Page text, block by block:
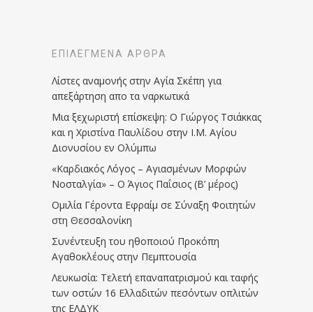
ΕΠΙΛΕΓΜΈΝΑ ΆΡΘΡΑ
Λίστες αναμονής στην Αγία Σκέπη για
απεξάρτηση απο τα ναρκωτικά
Μια ξεχωριστή επίσκεψη: Ο Γιώργος Τσιάκκας
και η Χριστίνα Παυλίδου στην Ι.Μ. Αγίου
Διονυσίου εν Ολύμπω
«Καρδιακός Λόγος – Αγιασμένων Μορφών
Νοσταλγία» – Ο Άγιος Παΐσιος (Β’ μέρος)
Ομιλία Γέροντα Εφραίμ σε Σύναξη Φοιτητών
στη Θεσσαλονίκη
Συνέντευξη του ηθοποιού Προκόπη
Αγαθοκλέους στην Πεμπτουσία
Λευκωσία: Τελετή επαναπατρισμού και ταφής
των οστών 16 Ελλαδιτών πεσόντων οπλιτών
της ΕΛΔΥΚ